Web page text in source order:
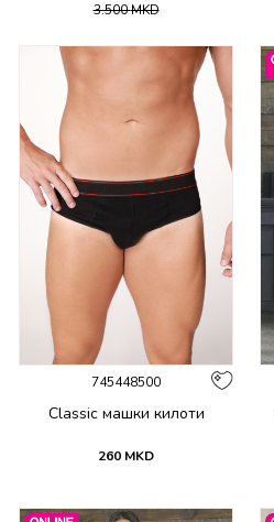
3.500MKD
745448500
Classic машки килоти
260 MKD